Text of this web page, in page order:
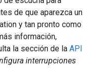
de que aparezca un
y tan pronto como
información,
la sección de la API
interrupciones